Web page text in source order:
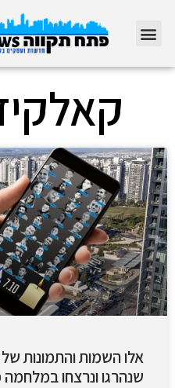
שנהרגו ונרצחו במלחמה מאז